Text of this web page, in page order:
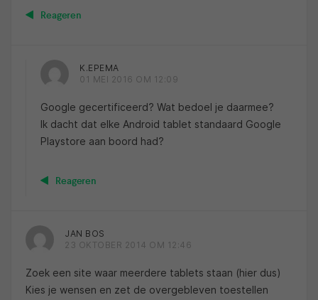
Reageren
K.EPEMA
01 MEI 2016 OM 12:09
Google gecertificeerd? Wat bedoel je daarmee?
Ik dacht dat elke Android tablet standaard Google
Playstore aan boord had?
Reageren
JAN BOS
23 OKTOBER 2014 OM 12:46
Zoek een site waar meerdere tablets staan (hier dus)
Kies je wensen en zet de overgebleven toestellen